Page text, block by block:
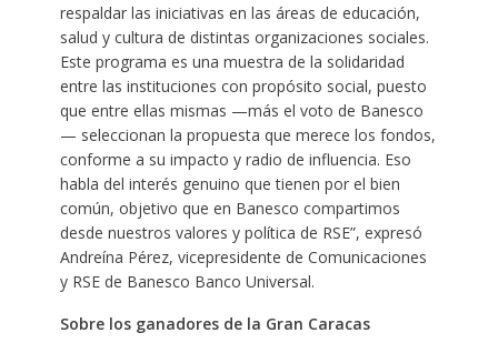
respaldar las iniciativas en las áreas de educación,
salud y cultura de distintas organizaciones sociales.
Este programa es una muestra de la solidaridad
entre las instituciones con propósito social, puesto
que entre ellas mismas —más el voto de Banesco
— seleccionan la propuesta que merece los fondos,
conforme a su impacto y radio de influencia. Eso
habla del interés genuino que tienen por el bien
común, objetivo que en Banesco compartimos
desde nuestros valores y política de RSE”, expresó
Andreína Pérez, vicepresidente de Comunicaciones
y RSE de Banesco Banco Universal.
Sobre los ganadores de la Gran Caracas